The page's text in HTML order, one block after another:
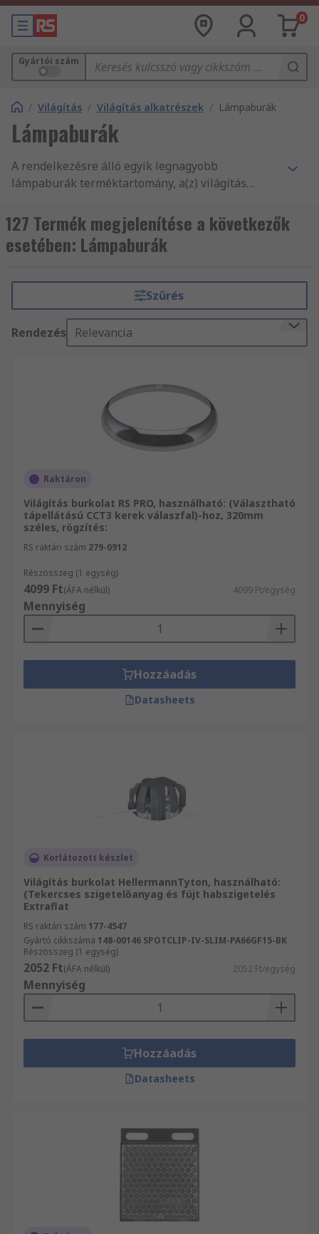
0
Gyártói szám
/ Világítás / Világítás alkatrészek / Lámpaburák
Lámpaburák
A rendelkezésre álló egyik legnagyobb
lámpaburák terméktartomány, a(z) világítás
kiszállítása, és termékeink, valamint
szolgáltatásaink magas minősége mind indok
arra, hogy vevőink világszerte 160 országból
127 Termék megjelenítése a következők
esetében: Lámpaburák
Szűrés
Rendezés Relevancia
Raktáron
Világítás burkolat RS PRO, használható: (Választható
tápellátású CCT3 kerek válaszfal)-hoz, 320mm
széles, rögzítés:
RS raktári szám 279-0912
Részösszeg (1 egység)
4099 Ft(ÁFA nélkül) 4099 Ft/egység
Mennyiség
Hozzáadás
Datasheets
Korlátozott készlet
Világítás burkolat HellermannTyton, használható:
(Tekercses szigetelőanyag és fújt habszigetelés
Extraflat
RS raktári szám 177-4547
Gyártó cikkszáma 148-00146 SPOTCLIP-IV-SLIM-PA66GF15-BK
Részösszeg (1 egység)
2052 Ft(ÁFA nélkül) 2052 Ft/egység
Mennyiség
Hozzáadás
Datasheets